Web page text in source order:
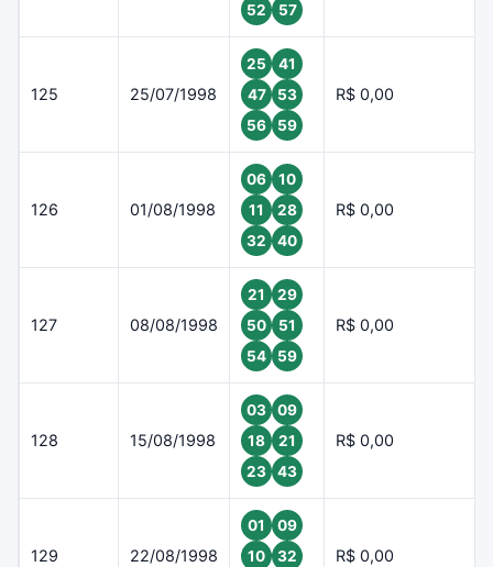
52
57
125 25/07/1998
25
41
47
53
56
59
R$ 0,00
126 01/08/1998
06
10
11
28
32
40
R$ 0,00
127 08/08/1998
21
29
50
51
54
59
R$ 0,00
128 15/08/1998
03
09
18
21
23
43
R$ 0,00
129 22/08/1998
01
09
10
32
R$ 0,00